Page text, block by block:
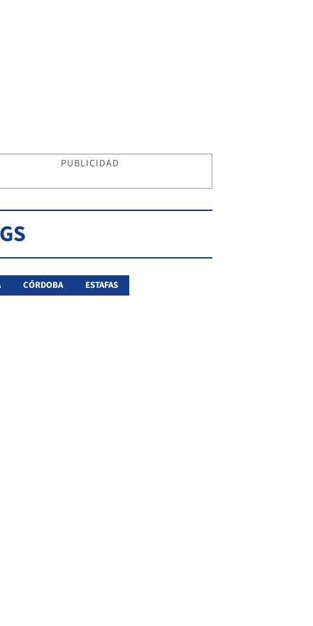
PUBLICIDAD
CÓRDOBA ESTAFAS